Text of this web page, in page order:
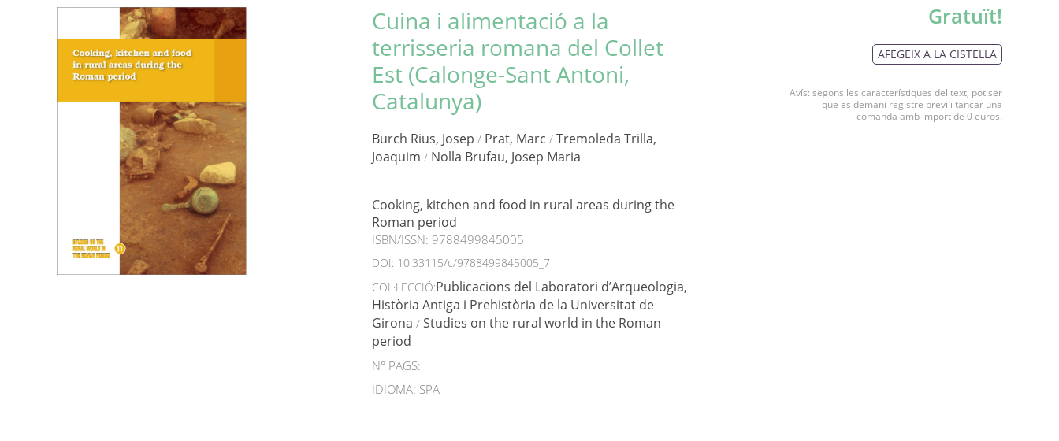
Cuina i alimentació a la
terrisseria romana del Collet
Est (Calonge-Sant Antoni,
Catalunya)
Burch Rius, Josep / Prat, Marc / Tremoleda Trilla,
Joaquim / Nolla Brufau, Josep Maria
Cooking, kitchen and food in rural areas during the
Roman period
ISBN/ISSN: 9788499845005
DOI: 10.33115/c/9788499845005_7
COL·LECCIÓ:Publicacions del Laboratori d’Arqueologia,
Història Antiga i Prehistòria de la Universitat de
Girona / Studies on the rural world in the Roman
period
N° PAGS:
IDIOMA: SPA
Gratuït!
AFEGEIX A LA CISTELLA
Avís: segons les característiques del text, pot ser
que es demani registre previ i tancar una
comanda amb import de 0 euros.